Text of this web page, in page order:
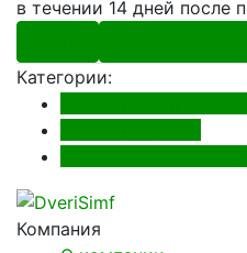
в течении 14 дней после
Категории:
Компания